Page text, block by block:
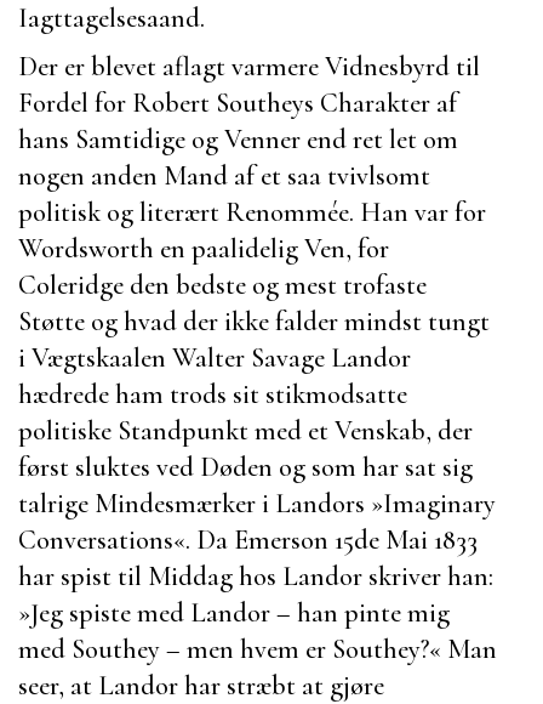
Iagttagelsesaand.
Der er blevet aflagt varmere Vidnesbyrd til
Fordel for Robert Southeys Charakter af
hans Samtidige og Venner end ret let om
nogen anden Mand af et saa tvivlsomt
politisk og literært Renommée. Han var for
Wordsworth en paalidelig Ven, for
Coleridge den bedste og mest trofaste
Støtte og hvad der ikke falder mindst tungt
i Vægtskaalen Walter Savage Landor
hædrede ham trods sit stikmodsatte
politiske Standpunkt med et Venskab, der
først sluktes ved Døden og som har sat sig
talrige Mindesmærker i Landors »Imaginary
Conversations«. Da Emerson 15de Mai 1833
har spist til Middag hos Landor skriver han:
»Jeg spiste med Landor– han pinte mig
med Southey– men hvem er Southey?« Man
seer, at Landorhar stræbt at gjøre